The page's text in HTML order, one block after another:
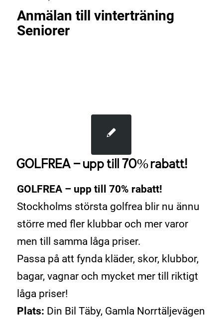
Anmälan till vinterträning
Seniorer
GOLFREA – upp till 70% rabatt!
GOLFREA – upp till 70% rabatt!
Stockholms största golfrea blir nu ännu
större med fler klubbar och mer varor
men till samma låga priser.
Passa på att fynda kläder, skor, klubbor,
bagar, vagnar och mycket mer till riktigt
låga priser!
Plats: Din Bil Täby, Gamla Norrtäljevägen